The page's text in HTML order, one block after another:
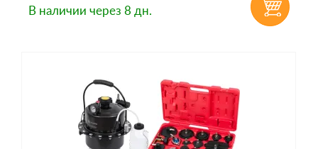
В наличии через 8 дн.